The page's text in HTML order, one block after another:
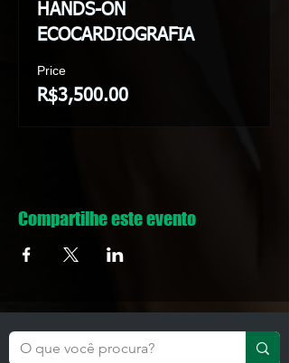
HANDS-ON
ECOCARDIOGRAFIA
Price
R$3,500.00
Compartilhe este evento